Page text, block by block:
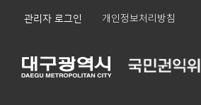
관리자 로그인 개인정보처리방침